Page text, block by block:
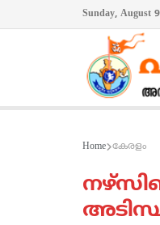
Sunday, August
Home കേരളം